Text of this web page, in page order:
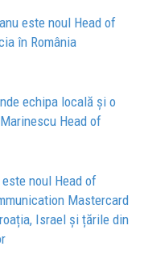
este noul Head of
în România
echipa locală și o
Head of
este noul Head of
Mastercard
Israel și țările din